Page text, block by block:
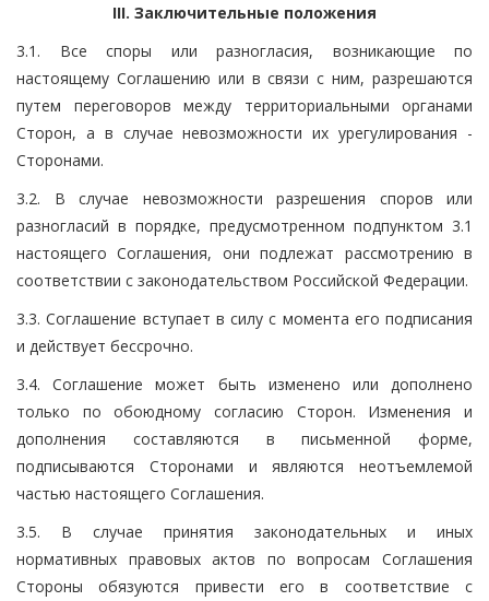
III. Заключительные положения
3.1. Все споры или разногласия, возникающие по
настоящему Соглашению или в связи с ним, разрешаются
путем переговоров между территориальными органами
Сторон, а в случае невозможности их урегулирования -
Сторонами.
3.2. В случае невозможности разрешения споров или
разногласий в порядке, предусмотренном подпунктом 3.1
настоящего Соглашения, они подлежат рассмотрению в
соответствии с законодательством Российской Федерации.
3.3. Соглашение вступает в силу с момента его подписания
и действует бессрочно.
3.4. Соглашение может быть изменено или дополнено
только по обоюдному согласию Сторон. Изменения и
дополнения составляются в письменной форме,
подписываются Сторонами и являются неотъемлемой
частью настоящего Соглашения.
3.5. В случае принятия законодательных и иных
нормативных правовых актов по вопросам Соглашения
Стороны обязуются привести его в соответствие с